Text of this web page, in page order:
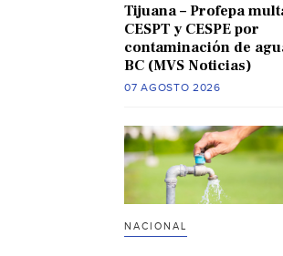
Tijuana – Profepa
CESPT y CESPE por
contaminación de
BC (MVS Noticias)
07 AGOSTO 2026
NACIONAL